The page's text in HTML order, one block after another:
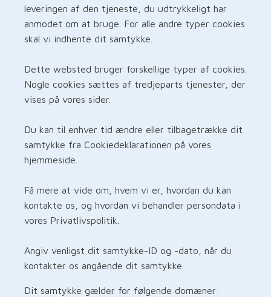
leveringen af den tjeneste, du udtrykkeligt har
anmodet om at bruge. For alle andre typer cookies
skal vi indhente dit samtykke.
Dette websted bruger forskellige typer af cookies.
Nogle cookies sættes af tredjeparts tjenester, der
vises på vores sider.
Du kan til enhver tid ændre eller tilbagetrække dit
samtykke fra Cookiedeklarationen på vores
hjemmeside.
Få mere at vide om, hvem vi er, hvordan du kan
kontakte os, og hvordan vi behandler persondata i
vores Privatlivspolitik.
Angiv venligst dit samtykke-ID og -dato, når du
kontakter os angående dit samtykke.
Dit samtykke gælder for følgende domæner: